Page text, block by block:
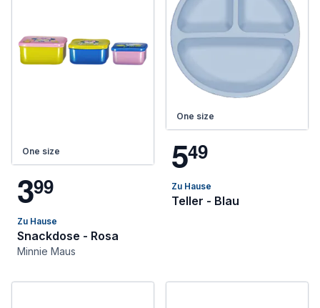
One size
399
Zu Hause
Snackdose - Rosa
Minnie Maus
One size
549
Zu Hause
Teller - Blau